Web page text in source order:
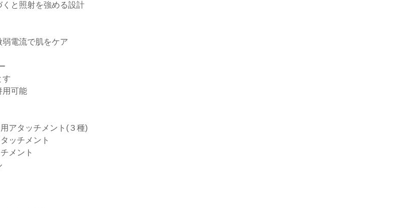
くと照射を強める設計
弱電流で肌をケア
す
用可能
アタッチメント(３種)
ッチメント
メント